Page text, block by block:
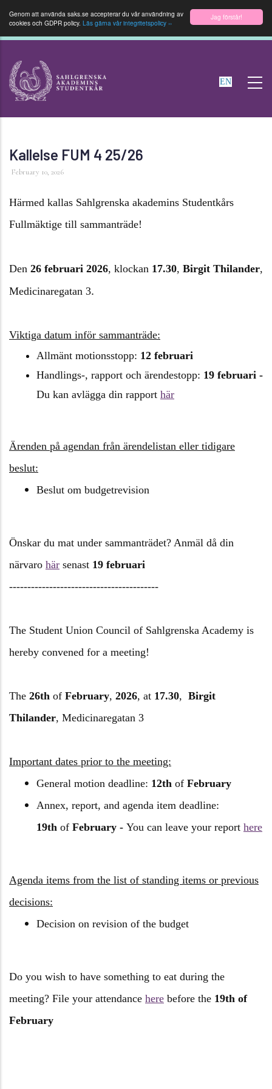
Jag förstår!
Genom att använda saks.se accepterar du vår användning av
cookies och GDPR policy. Läs gärna vår integritetspolicy ››
till
huvudinnehåll
EN
Kallelse FUM 4 25/26
February 10, 2026
Härmed kallas Sahlgrenska akademins Studentkårs
Fullmäktige till sammanträde!
Den 26 februari 2026, klockan 17.30, Birgit Thilander,
Medicinaregatan 3.
Viktiga datum inför sammanträde:
Allmänt motionsstopp: 12 februari
Handlings-, rapport och ärendestopp: 19 februari -
Du kan avlägga din rapport här
Ärenden på agendan från ärendelistan eller tidigare
beslut:
Beslut om budgetrevision
Önskar du mat under sammanträdet? Anmäl då din
närvaro här senast 19 februari
-----------------------------------------
The Student Union Council of Sahlgrenska Academy is
hereby convened for a meeting!
The 26th of February, 2026, at 17.30, Birgit
Thilander, Medicinaregatan 3
Important dates prior to the meeting:
General motion deadline: 12th of February
Annex, report, and agenda item deadline:
19th of February - You can leave your report here
Agenda items from the list of standing items or previous
decisions:
Decision on revision of the budget
Do you wish to have something to eat during the
meeting? File your attendance here before the 19th of
February